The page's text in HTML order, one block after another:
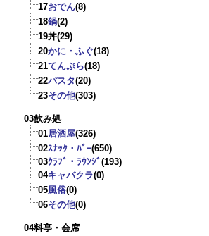
17おでん(8)
18鍋(2)
19丼(29)
20かに・ふぐ(18)
21てんぷら(18)
22パスタ(20)
23その他(303)
03飲み処
01居酒屋(326)
02ｽﾅｯｸ・ﾊﾞｰ(650)
03ｸﾗﾌﾞ・ﾗｳﾝｼﾞ(193)
04キャバクラ(0)
05風俗(0)
06その他(0)
04料亭・会席